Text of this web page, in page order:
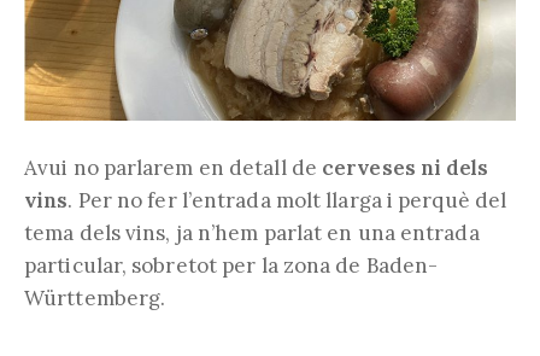
Avui no parlarem en detall de cerveses ni dels
vins. Per no fer l’entrada molt llarga i perquè del
tema dels vins, ja n’hem parlat en una entrada
particular, sobretot per la zona de Baden-
Württemberg.